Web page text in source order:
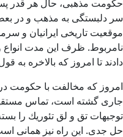
حكومت مذهبی، حال هر قدر پس
سر دلبستگی به مذهب و در
موقعیت تاریخی ایرانیان و
نامربوط. ظرف این مدت انواع
دادند تا امروز كه بالاخره
امروز كه مخالفت با حكومت
جاری گشته است، تماس مستقیم
توجیهات تق و لق تئوریك را
حل جدی. این راه نیز همانی